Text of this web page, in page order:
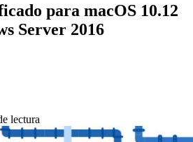
para macOS 10.12
Server 2016
lectura